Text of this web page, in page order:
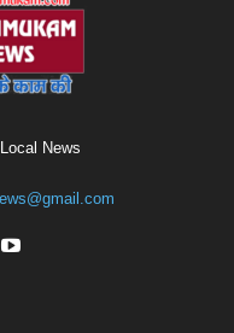
News